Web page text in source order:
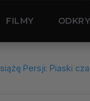
FILMY
Persji: Piaski